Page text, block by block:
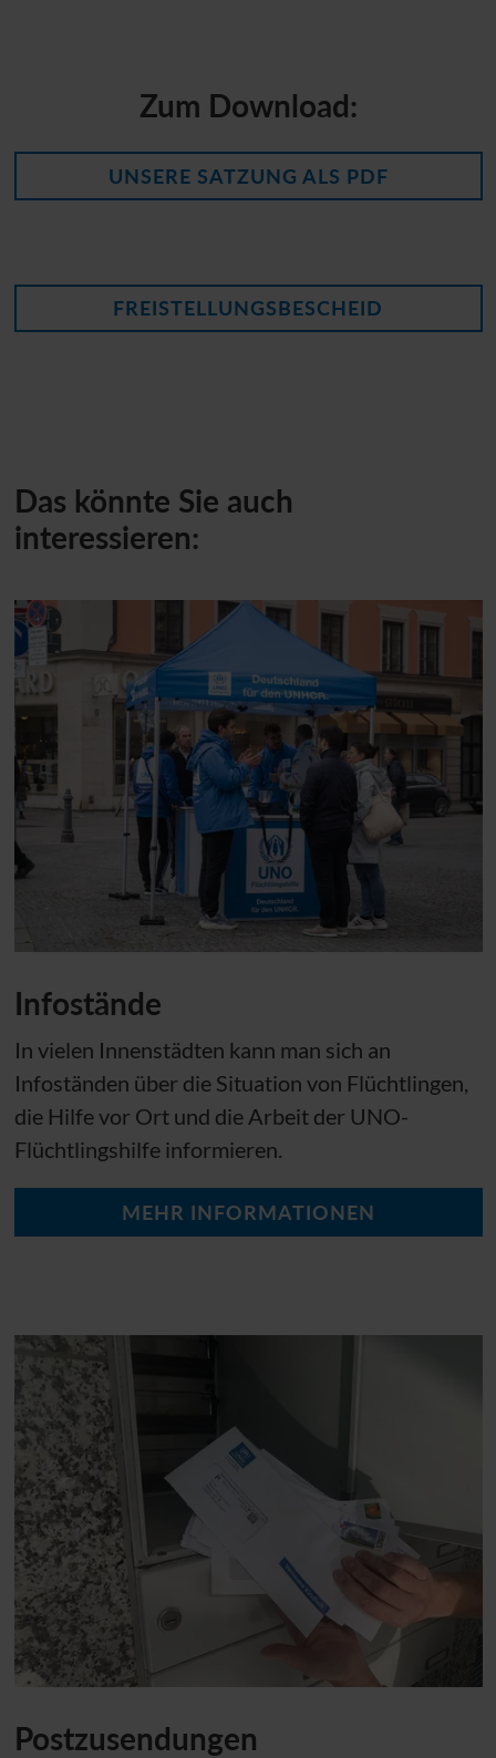
Zum Download:
UNSERE SATZUNG ALS PDF
FREISTELLUNGSBESCHEID
Das könnte Sie auch
interessieren:
Infostände
In vielen Innenstädten kann man sich an
Infoständen über die Situation von Flüchtlingen,
die Hilfe vor Ort und die Arbeit der UNO-
Flüchtlingshilfe informieren.
MEHR INFORMATIONEN
Postzusendungen